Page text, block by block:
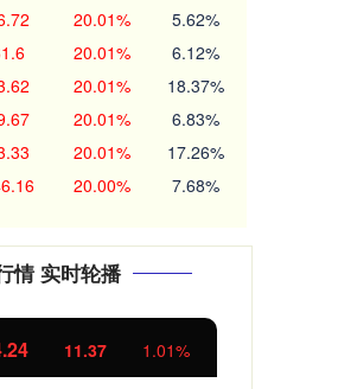
20.01% 5.62%
20.01% 6.12%
20.01% 18.37%
20.01% 6.83%
20.01% 17.26%
20.00% 7.68%
情 实时轮播
11.37 1.01%